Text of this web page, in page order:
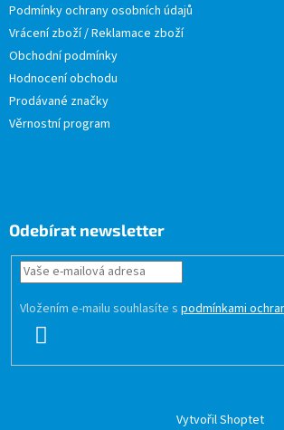
Podmínky ochrany osobních údajů
Vrácení zboží / Reklamace zboží
Obchodní podmínky
Hodnocení obchodu
Prodávané značky
Věrnostní program
Odebírat newsletter
Vložením e-mailu souhlasíte s podmínkami
Vytvořil Shoptet